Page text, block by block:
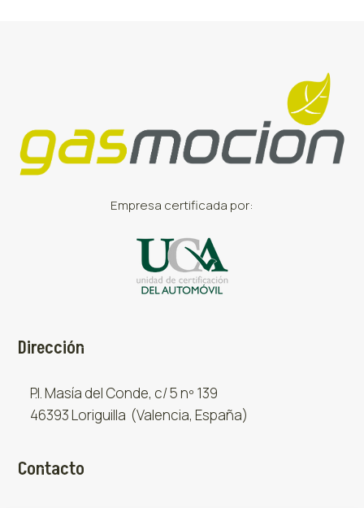
Empresa certificada por:
Dirección
P.I. Masía del Conde, c/ 5 nº 139
46393 Loriguilla (Valencia, España)
Contacto